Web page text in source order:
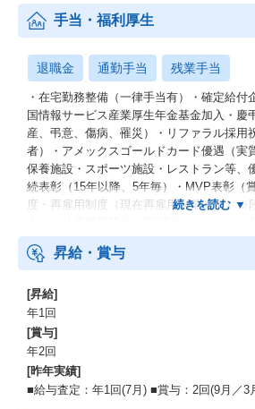
手当・福利厚生
退職金 通勤手当 残業手当
・在宅勤務整備（一律手当有）・確定給付
国情報サービス産業厚生年金基金加入・慶
産、弔意、傷病、罹災）・リファラル採用
者）・アメックスゴールドカード優遇（実
保養施設・スポーツ施設・レストラン等、
続表彰（15年以降、5年毎）・MVP表彰（
度・再雇用制度（現在再雇用64歳まで）※
ィスグリコ・休憩ルーム・フリーアドレス
アル
昇給・賞与
[昇給]
年1回
[賞与]
年2回
[昨年実績]
■給与査定：年1回(7月) ■賞与：2回(9月／3